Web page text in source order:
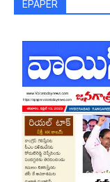
EPAPER